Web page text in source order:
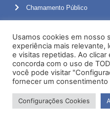
Chamamento Público
Portal do Servidor
Webmail
Administração
Usamos cookies em nosso
experiência mais relevante,
e visitas repetidas. Ao clicar
concorda com o uso de
você pode visitar
fornecer um consentimento
Configurações Cookies